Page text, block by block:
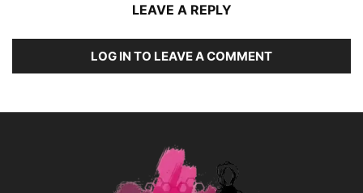
LEAVE A REPLY
LOG IN TO LEAVE A COMMENT